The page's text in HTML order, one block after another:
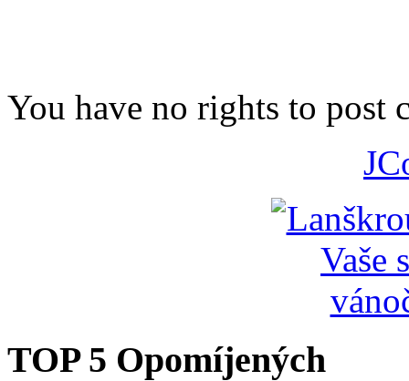
You have no rights to post
TOP 5 Opomíjených